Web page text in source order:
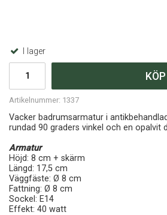
I lager
KÖP
Artikelnummer: 1337
Vacker badrumsarmatur i
rundad 90 graders vinkel och en opalvit
Armatur
Höjd: 8 cm + skärm
Längd: 17,5 cm
Väggfäste: Ø 8 cm
Fattning: Ø 8 cm
Sockel: E14
Effekt: 40 watt